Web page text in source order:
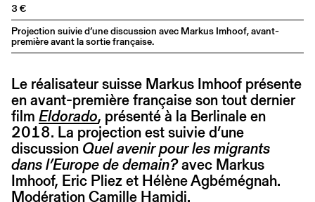
3 €
Projection suivie d’une discussion avec Markus Imhoof, avant-
première avant la sortie française.
Le réalisateur suisse Markus Imhoof présente
en avant-première française son tout dernier
film Eldorado, présenté à la Berlinale en
2018. La projection est suivie d’une
discussionQuel avenir pour les migrants
dans l’Europe de demain?avec Markus
Imhoof, Eric Pliez et Hélène Agbémégnah.
Modération Camille Hamidi.